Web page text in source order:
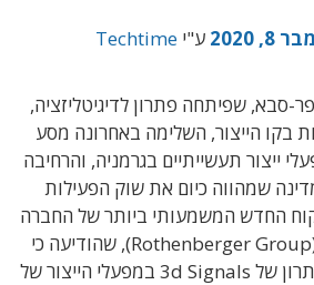
2020 ע"י Techtime
סבא, שפיתחה פתרון לדיגיטליזציה,
בקו הייצור, השלימה באחרונה מסע
ייצור תעשייתיים בגרמניה, והרחיבה
שמהווה כיום את שוק הפעילות
החדש המשמעותי ביותר של החברה
הוא קבוצת רוטנברגר (Rothenberger Group), שהודיעה כי
בכוונתה לאמץ את הפתרון של 3d Signals במפעלי הייצור של